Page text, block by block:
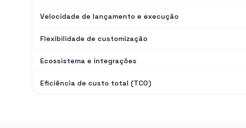
Velocidade de lançamento e execução
Flexibilidade de customização
Ecossistema e integrações
Eficiência de custo total (TCO)